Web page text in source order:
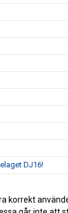
DJ16!
korrekt